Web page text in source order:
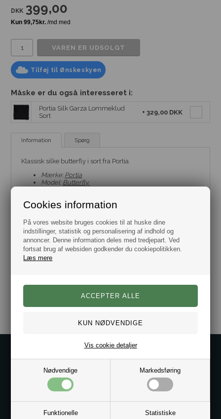
Cookies information
På vores website bruges cookies til at huske dine
indstillinger, statistik og personalisering af indhold og
annoncer. Denne information deles med tredjepart. Ved
fortsat brug af websiden godkender du cookiepolitikken.
Læs mere
Nødvendige Markedsføring
Funktionelle Statistiske
Vis cookie detaljer
DKK 399,00
Tilføj til Ønskeskyen
Måske er du også interesseret i:
Portia Silk Garza Lommeklud
Sort
+ 329,00 DKK
Information Spørg
Klassisk silke butterfly i sort fra Portia.
Mærke: Portia
Model: Butterfly.
Kundeservice@bestman.dk